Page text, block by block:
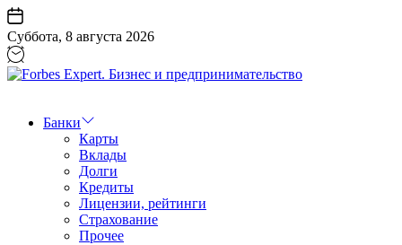
Перейти
к
содержанию
Суббота, 8 августа 2026
Бизнес
предпринимательство
Банки
Карты
Вклады
Долги
Кредиты
Лицензии, рейтинги
Страхование
Прочее